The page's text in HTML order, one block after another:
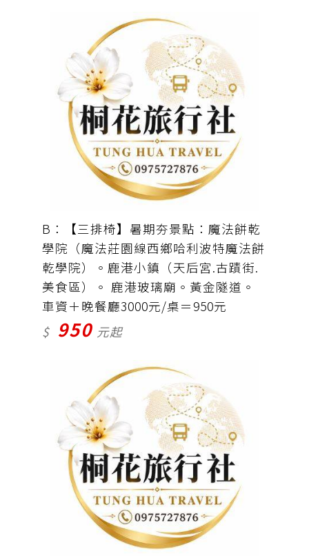
B：【三排椅】暑期夯景點：魔法餅乾
學院（魔法莊園線西鄉哈利波特魔法餅
乾學院）。鹿港小鎮（天后宮.古蹟街.
美食區）。 鹿港玻璃廟。黃金隧道。
車資＋晚餐廳3000元/桌＝950元
$ 950 元起